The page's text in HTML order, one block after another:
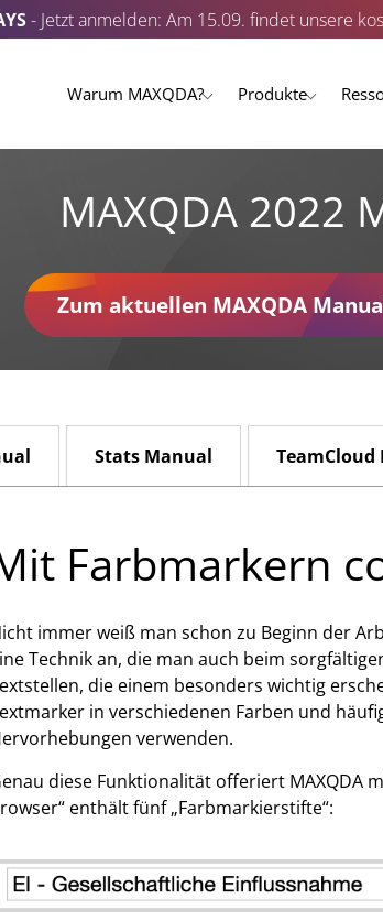
- Jetzt anmelden: Am 15.09. findet unsere
Warum MAXQDA? Produkte
MAXQDA 2022
Zum aktuellen MAXQDA
Stats Manual TeamCloud
Farbmarkern
immer weiß man schon zu Beginn der
Technik an, die man auch beim
die einem besonders wichtig
in verschiedenen Farben und
verwenden.
diese Funktionalität offeriert MAXQDA
enthält fünf „Farbmarkierstifte“: